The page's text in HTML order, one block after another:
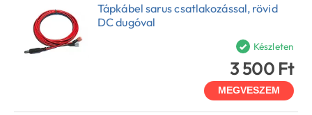
Tápkábel sarus csatlakozással, rövid
DC dugóval
Készleten
3 500 Ft
MEGVESZEM